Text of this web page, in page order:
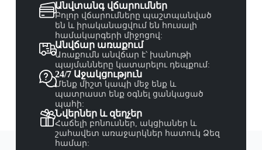
Անվտանգ վճարումներ
Բոլոր վճարումները պաշտպանված
են և իրականացվում են հուսալի
համակարգերի միջոցով:
Անվճար առաքում
Առաքումն անվճար է՝ խանութի
պայմանները կատարելու դեպքում:
24/7 Աջակցություն
Մենք միշտ կապի մեջ ենք և
պատրաստ ենք օգնել ցանկացած
պահի:
Նվերներ և զեղչեր
Հաճելի բոնուսներ, ակցիաներ և
շահավետ առաջարկներ հատուկ Ձեզ
համար: